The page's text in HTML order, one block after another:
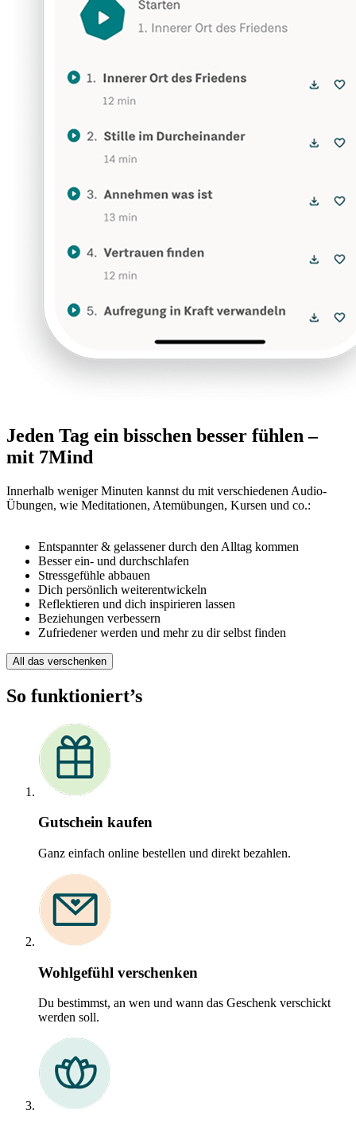
Jeden Tag ein bisschen besser fühlen –
mit 7Mind
Innerhalb weniger Minuten kannst du mit verschiedenen Audio-
Übungen, wie Meditationen, Atemübungen, Kursen und co.:
Entspannter & gelassener durch den Alltag kommen
Besser ein- und durchschlafen
Stressgefühle abbauen
Dich persönlich weiterentwickeln
Reflektieren und dich inspirieren lassen
Beziehungen verbessern
Zufriedener werden und mehr zu dir selbst finden
All das verschenken
So funktioniert’s
Gutschein kaufen
Ganz einfach online bestellen und direkt bezahlen.
Wohlgefühl verschenken
Du bestimmst, an wen und wann das Geschenk verschickt
werden soll.